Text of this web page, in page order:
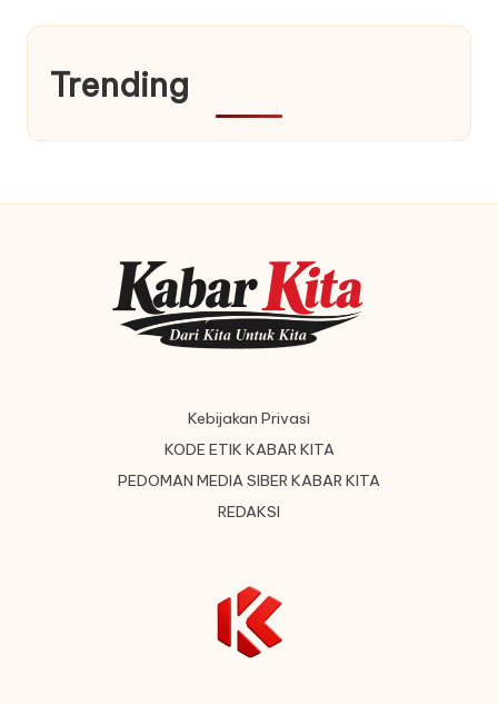
Trending
Kebijakan Privasi
KODE ETIK KABAR KITA
PEDOMAN MEDIA SIBER KABAR KITA
REDAKSI